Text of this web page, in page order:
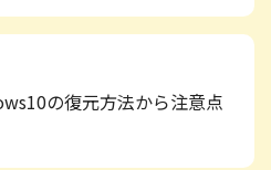
の復元方法から注意点